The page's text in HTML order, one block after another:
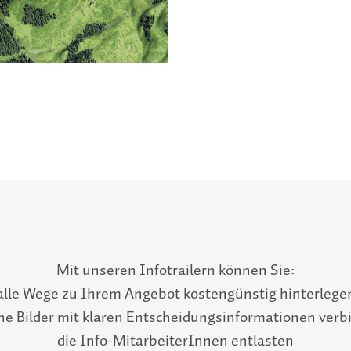
Mit unseren Infotrailern können Sie:
Wege zu Ihrem Angebot kostengünstig
Bilder mit klaren Entscheidungsinformationen
die Info-MitarbeiterInnen entlasten